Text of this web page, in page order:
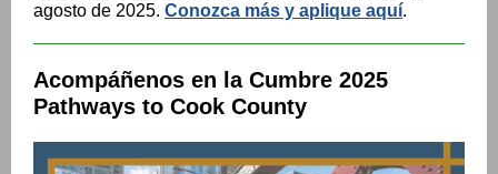
agosto de 2025. Conozca más y aplique aquí.
Acompáñenos en la Cumbre 2025
Pathways to Cook County